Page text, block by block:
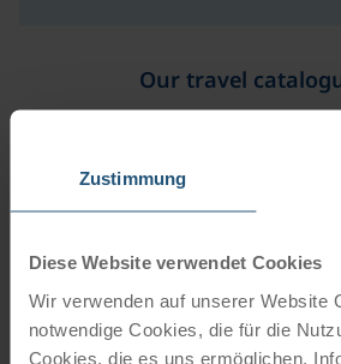
Zustimmung
Diese Website verwendet Cookies
Wir verwenden auf unserer Website
notwendige Cookies, die für die
Cookies, die es uns ermöglichen,
Our travel
Give the gift of
moments!